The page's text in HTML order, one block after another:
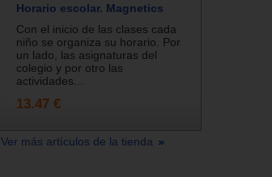
Horario escolar. Magnetics
Con el inicio de las clases cada
niño se organiza su horario. Por
un lado, las asignaturas del
colegio y por otro las
actividades...
13.47 €
Ver más artículos de la tienda